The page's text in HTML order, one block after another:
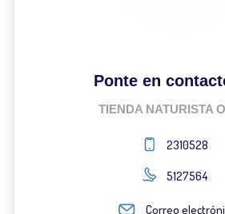
Ponte en
TIENDA NATURISTA
2310528
5127564
Correo